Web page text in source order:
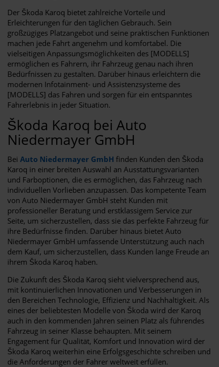
Der Škoda Karoq bietet zahlreiche Vorteile und
Erleichterungen für den täglichen Gebrauch. Sein
großzügiges Platzangebot und seine praktischen Funktionen
machen jede Fahrt angenehm und komfortabel. Die
vielseitigen Anpassungsmöglichkeiten des [MODELLS]
ermöglichen es Fahrern, ihr Fahrzeug genau nach ihren
Bedürfnissen zu gestalten. Darüber hinaus erleichtern die
modernen Infotainment- und Assistenzsysteme des
[MODELLS] das Fahren und sorgen für ein entspanntes
Fahrerlebnis in jeder Situation.
Škoda Karoq bei Auto
Niedermayer GmbH
Bei Auto Niedermayer GmbH finden Kunden den Škoda
Karoq in einer breiten Auswahl an Ausstattungsvarianten
und Farboptionen, die es ermöglichen, das Fahrzeug nach
individuellen Vorlieben anzupassen. Das kompetente Team
von Auto Niedermayer GmbH steht Kunden mit
professioneller Beratung und erstklassigem Service zur
Seite, um sicherzustellen, dass sie das perfekte Fahrzeug für
ihre Bedürfnisse finden. Darüber hinaus bietet Auto
Niedermayer GmbH umfassende Unterstützung auch nach
dem Kauf, um sicherzustellen, dass Kunden lange Freude an
ihrem Škoda Karoq haben.
Die Zukunft des Škoda Karoq sieht vielversprechend aus,
mit kontinuierlichen Innovationen und Verbesserungen in
den Bereichen Technologie, Effizienz und Nachhaltigkeit. Als
eines der beliebtesten Modelle von Škoda wird der Karoq
auch in den kommenden Jahren seinen Platz als führendes
Fahrzeug in seiner Klasse behaupten. Mit seinem
Engagement für Qualität, Komfort und Innovation wird der
Škoda Karoq weiterhin eine Erfolgsgeschichte schreiben und
die Anforderungen der Fahrer weltweit erfüllen.